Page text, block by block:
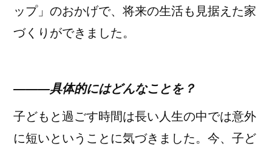
ップ」のおかげで、将来の生活も見据えた家
づくりができました。
―――具体的にはどんなことを？
子どもと過ごす時間は長い人生の中では意外
に短いということに気づきました。今、子ど